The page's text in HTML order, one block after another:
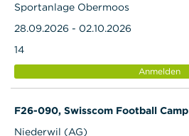
Sportanlage Obermoos
28.09.2026 - 02.10.2026
14
Anmelden
F26-090, Swisscom Football Camp
Niederwil (AG)